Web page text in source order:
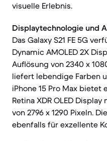
visuelle Erlebnis.
Displaytechnologie und
Das Galaxy S21 FE 5G
Dynamic AMOLED 2X
Auflösung von 2340 x
liefert lebendige Farben
iPhone 15 Pro Max bietet
Retina XDR OLED
von 2796 x 1290 Pixeln.
ebenfalls für exzellente